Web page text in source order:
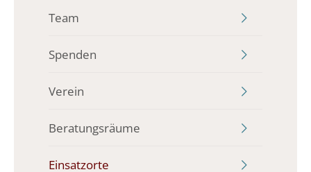
Team
Spenden
Verein
Beratungsräume
Einsatzorte